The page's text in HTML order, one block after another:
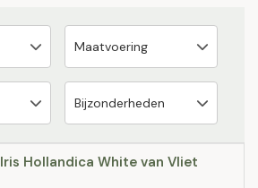
Iris Hollandica White van Vliet